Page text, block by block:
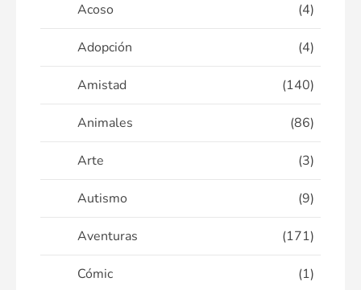
Acoso (4)
Adopción (4)
Amistad (140)
Animales (86)
Arte (3)
Autismo (9)
Aventuras (171)
Cómic (1)